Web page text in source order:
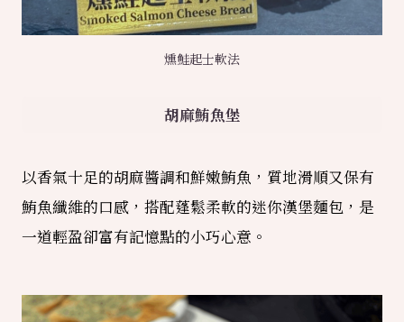
燻鮭起士軟法
胡麻鮪魚堡
以香氣十足的胡麻醬調和鮮嫩鮪魚，質地滑順又保有
鮪魚纖維的口感，搭配蓬鬆柔軟的迷你漢堡麵包，是
一道輕盈卻富有記憶點的小巧心意。